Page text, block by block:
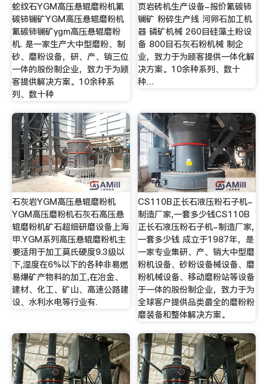
蛇纹石YGM高压悬辊磨粉机氟
碳铈镧矿YGM高压悬辊磨粉机
氟碳铈镧矿ygm高压悬辊磨粉
机. 是一家生产大中型磨粉、制
砂、磨粉设备，研、产、销三位
一体的股份制企业，致力于为顾
客提供解决方案。10余种系
列、数十种
页岩砖机生产设备-报价氟碳铈
镧矿 粉碎生产线 河卵石加工机
器 磷矿机械 260目硅藻土粉设
备 800目石灰石粉机械 制企
业，致力于为顾客提供一体化解
决方案。10余种系列、数十
种…
石灰岩YGM高压悬辊磨粉机
YGM高压磨粉机石灰石高压悬
辊磨粉机矿石超细研磨设备上海
甲.YGM系列高压悬辊磨粉机主
要适用于加工莫氏硬度9.3级以
下,湿度在6%以下的各种非易燃
易爆矿产物料的加工,在冶金、
建材、化工、矿山、高速公路建
设、水利水电等行业有.
CS110B正长石液压粉石子机-
制造厂家,一套多少钱CS110B
正长石液压粉石子机-制造厂家,
一套多少钱 成立于1987年，是
一家专业集研、产、销大中型磨
粉机设备、砂粉设备械设备、磨
粉机械设备、移动磨粉站等设备
于一体的股份制企业，致力于为
全球客户提供品类最全的磨粉粉
磨装备和整体解决方案。